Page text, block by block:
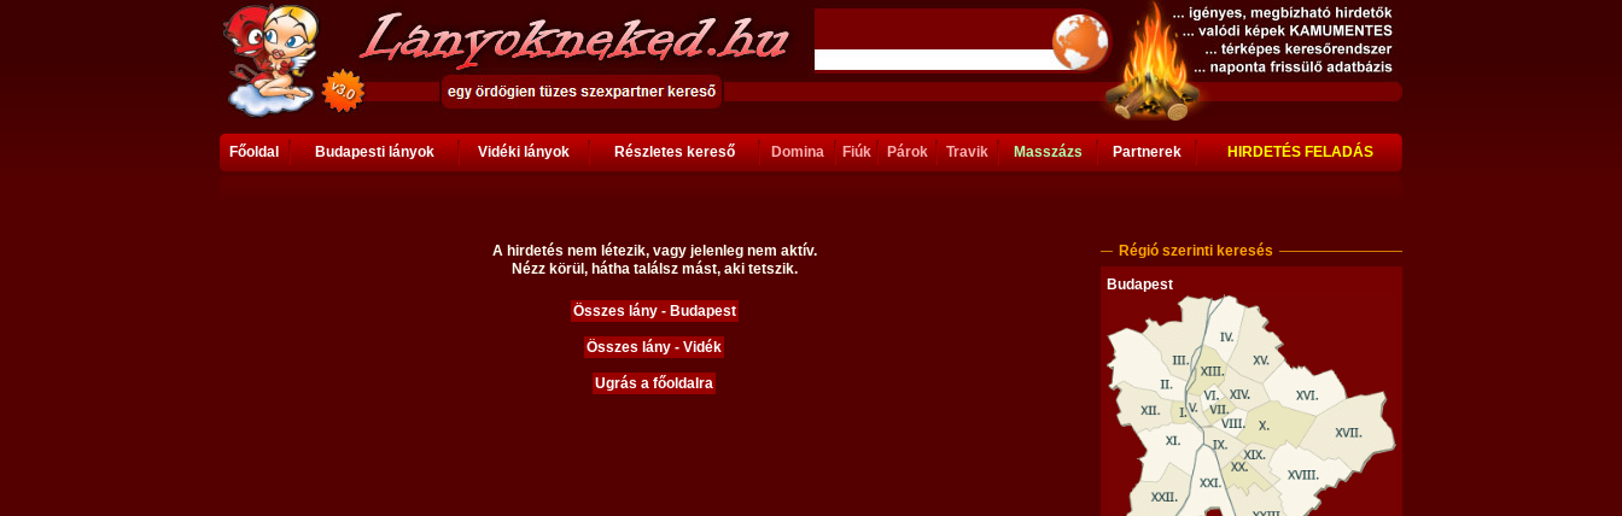
Főoldal Budapesti lányok Vidéki lányok Részletes kereső Domina Fiúk Párok Travik Masszázs Partnerek HIRDETÉS FELADÁS
A hirdetés nem létezik, vagy jelenleg nem aktív.
Nézz körül, hátha találsz mást, aki tetszik.
Összes lány - Budapest
Összes lány - Vidék
Ugrás a főoldalra
Régió szerinti keresés
Budapest